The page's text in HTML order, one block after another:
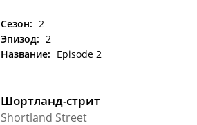
Сезон: 2
Эпизод: 2
Название: Episode 2
Шортланд-стрит
Shortland Street